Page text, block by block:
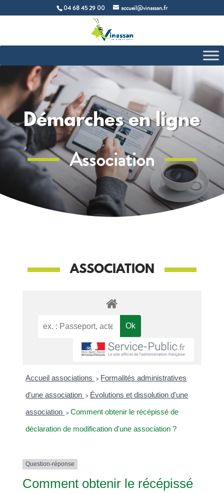
04 68 45 29 00 accueil@vinassan.fr
Démarches en ligne
Association
ASSOCIATION
Accueil associations > Formalités administratives
d'une association > Évolutions et dissolution d'une
association > Comment obtenir le récépissé de
déclaration de modification d'une association ?
Question-réponse
Comment obtenir le récépissé